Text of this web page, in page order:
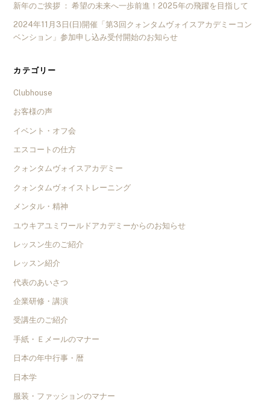
新年のご挨拶 ： 希望の未来へ一歩前進！2025年の飛躍を目指して
2024年11月3日(日)開催「第3回クォンタムヴォイスアカデミーコン
ベンション」参加申し込み受付開始のお知らせ
カテゴリー
Clubhouse
お客様の声
イベント・オフ会
エスコートの仕方
クォンタムヴォイスアカデミー
クォンタムヴォイストレーニング
メンタル・精神
ユウキアユミワールドアカデミーからのお知らせ
レッスン生のご紹介
レッスン紹介
代表のあいさつ
企業研修・講演
受講生のご紹介
手紙・Ｅメールのマナー
日本の年中行事・暦
日本学
服装・ファッションのマナー